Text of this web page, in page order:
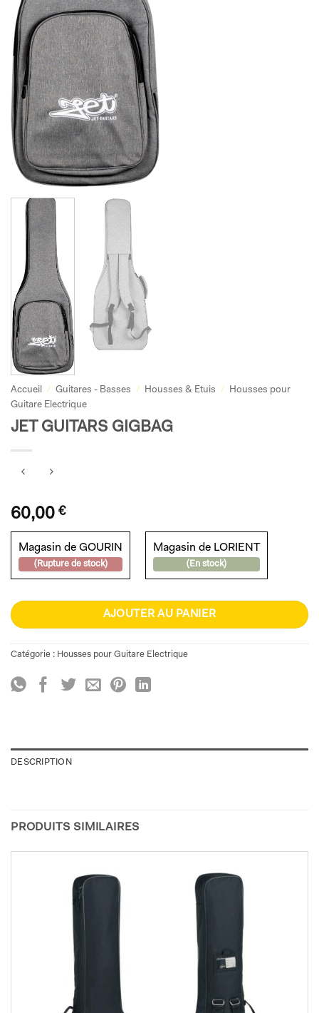
Accueil / Guitares - Basses / Housses & Etuis /
Housses pour
Guitare Electrique
JET GUITARS GIGBAG
60,00 €
Magasin de GOURIN
(Rupture de stock)
Magasin de LORIENT
(En stock)
AJOUTER AU PANIER
Catégorie : Housses pour Guitare Electrique
DESCRIPTION
PRODUITS SIMILAIRES